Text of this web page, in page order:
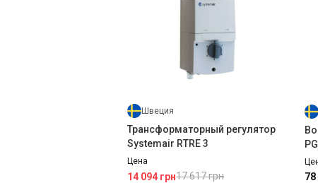
Швеция
Трансформаторный регулятор
Systemair RTRE 3
Цена
14 094 грн17 617 грн 78